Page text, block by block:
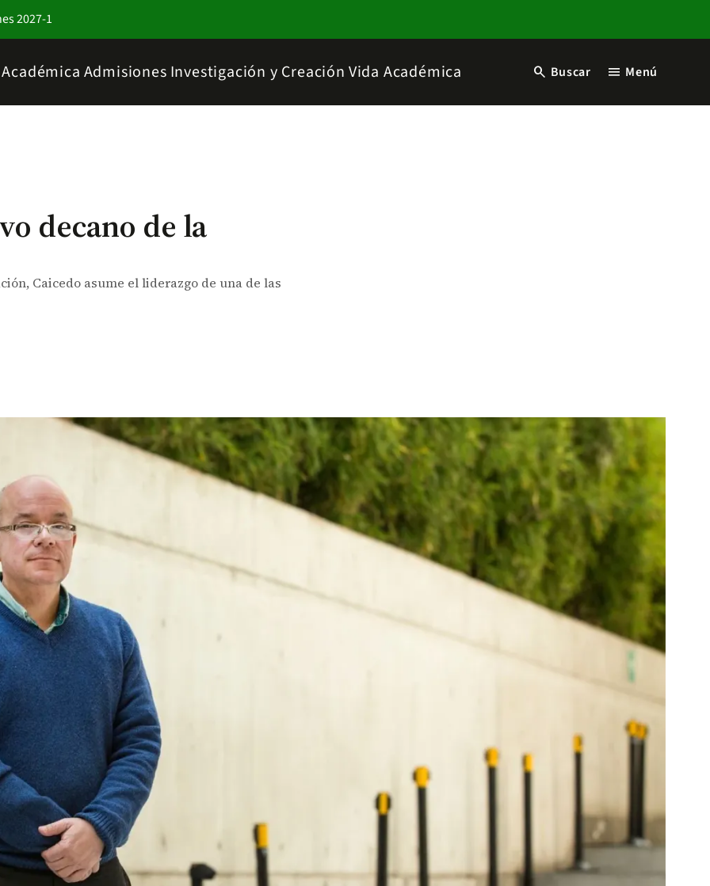
2027-1
Admisiones Investigación y Creación Vida Académica search Buscar menu Menú
decano de la
Caicedo asume el liderazgo de una de las